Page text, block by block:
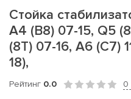
Стойка
A4 (B8) 07-15, Q5
(8T) 07-16, A6 (C7)
18),
Рейтинг 0.0 0